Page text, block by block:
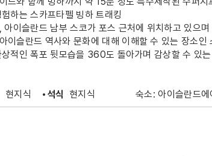
하는 스카프타펠 빙하 트래킹
아이슬란드 남부 스코가 포스 근처에 위치하고 있으
이슬란드 역사와 문화에 대해 이해할 수 있는 장소
적인 폭포 뒷모습을 360도 돌아가며 감상할 수 있
현지식 •석식 현지식 숙소: 아이슬란드